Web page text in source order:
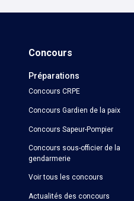
Concours
Préparations
Concours CRPE
Concours Gardien de la paix
Concours Sapeur-Pompier
Concours sous-officier de la
gendarmerie
Voir tous les concours
Actualités des concours